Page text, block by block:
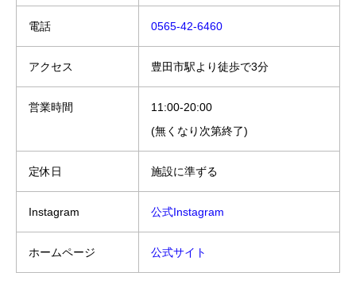
電話 0565-42-6460
アクセス 豊田市駅より徒歩で3分
営業時間
11:00-20:00
(無くなり次第終了)
定休日 施設に準ずる
Instagram 公式Instagram
ホームページ 公式サイト